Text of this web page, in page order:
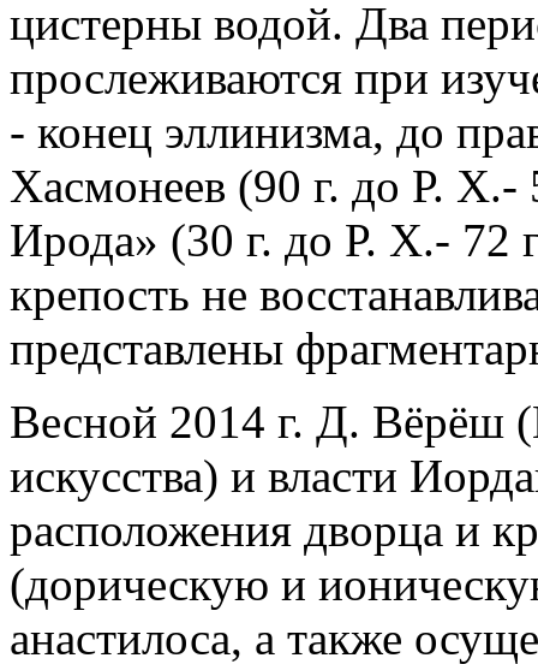
цистерны водой. Два
прослеживаются при
- конец эллинизма, до
Хасмонеев (90 г. до Р. Х.-
Ирода» (30 г. до Р. Х.- 72
крепость не
представлены
Весной 2014 г. Д. Вёрёш
искусства) и власти
расположения дворца и
(дорическую и
анастилоса, а также